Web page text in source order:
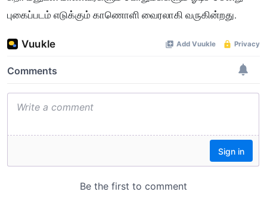
புகைப்படம் எடுக்கும் காணொளி வைரலாகி வருகின்றது.